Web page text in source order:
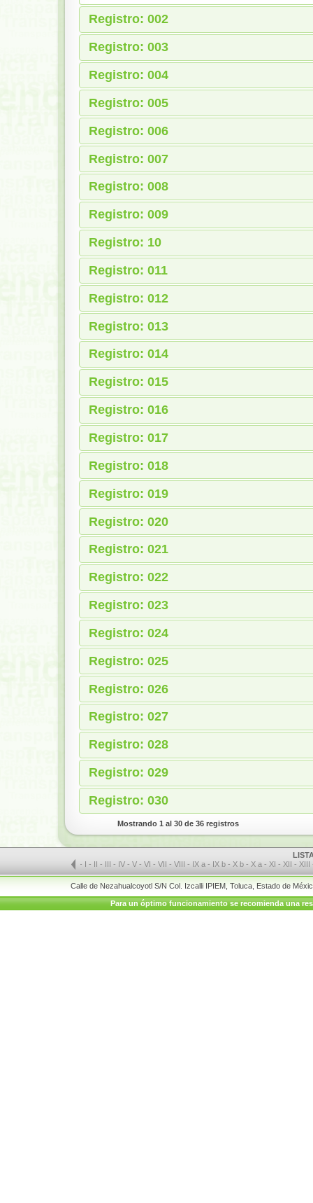
Registro: 002
Registro: 003
Registro: 004
Registro: 005
Registro: 006
Registro: 007
Registro: 008
Registro: 009
Registro: 10
Registro: 011
Registro: 012
Registro: 013
Registro: 014
Registro: 015
Registro: 016
Registro: 017
Registro: 018
Registro: 019
Registro: 020
Registro: 021
Registro: 022
Registro: 023
Registro: 024
Registro: 025
Registro: 026
Registro: 027
Registro: 028
Registro: 029
Registro: 030
Mostrando 1 al 30 de 36 registros
-
I- II- III- IV-V-VI-VII-VIII- IX a - IX b - X b - X a - XI- XII- XIII
Calle de Nezahualcoyotl S/N Col. Izcalli IPIEM, Toluca, Estado de
Para un óptimo funcionamiento se recomienda una